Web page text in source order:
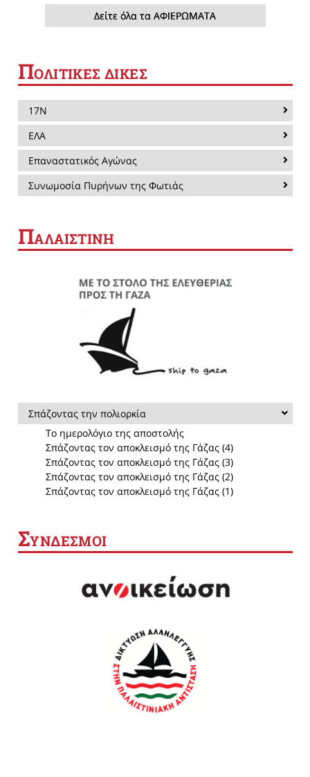
Δείτε όλα τα ΑΦΙΕΡΩΜΑΤΑ
ΠΟΛΙΤΙΚΕΣ ΔΙΚΕΣ
17Ν
ΕΛΑ
Επαναστατικός Αγώνας
Συνωμοσία Πυρήνων της Φωτιάς
ΠΑΛΑΙΣΤΙΝΗ
Σπάζοντας την πολιορκία
Το ημερολόγιο της αποστολής
Σπάζοντας τον αποκλεισμό της Γάζας (4)
Σπάζοντας τον αποκλεισμό της Γάζας (3)
Σπάζοντας τον αποκλεισμό της Γάζας (2)
Σπάζοντας τον αποκλεισμό της Γάζας (1)
ΣΥΝΔΕΣΜΟΙ